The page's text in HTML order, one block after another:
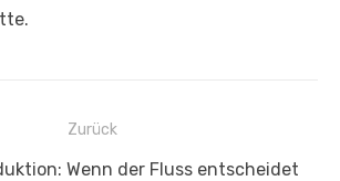
Zurück
Wenn der Fluss entscheidet